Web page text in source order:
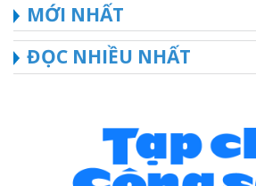
MỚI NHẤT
ĐỌC NHIỀU NHẤT